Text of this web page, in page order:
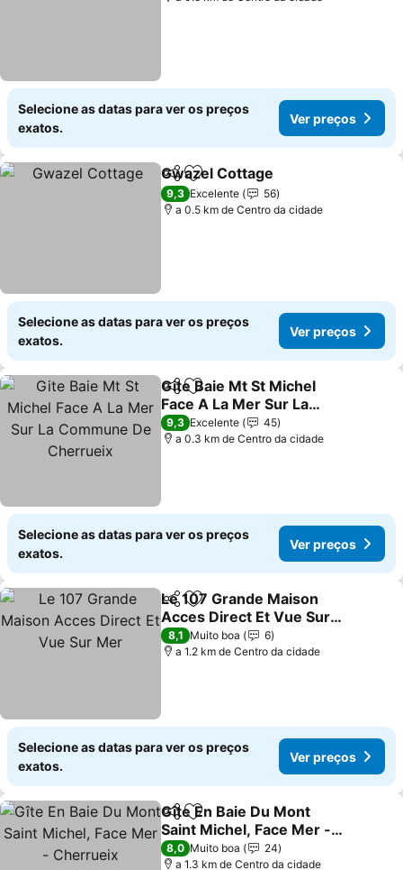
Selecione as datas para ver os preços
exatos.
Ver preços
PartilharAdicionar aos favoritos
Gwazel Cottage
9,3 Excelente
56
a 0.5 km de Centro da cidade
Selecione as datas para ver os preços
exatos.
Ver preços
PartilharAdicionar aos favoritos
Gite Baie Mt St Michel
Face A La Mer Sur La
Commune De Cherrueix
9,3 Excelente
45
a 0.3 km de Centro da cidade
Selecione as datas para ver os preços
exatos.
Ver preços
PartilharAdicionar aos favoritos
Le 107 Grande Maison
Acces Direct Et Vue Sur
Mer
8,1 Muito boa
6
a 1.2 km de Centro da cidade
Selecione as datas para ver os preços
exatos.
Ver preços
PartilharAdicionar aos favoritos
Gîte En Baie Du Mont
Saint Michel, Face Mer -
Cherrueix
8,0 Muito boa
24
a 1.3 km de Centro da cidade